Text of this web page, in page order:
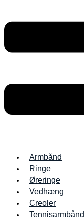
Armbånd
Ringe
Øreringe
Vedhæng
Creoler
Tennisarmbånd